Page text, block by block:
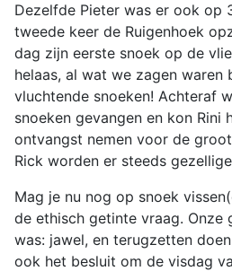
Dezelfde Pieter was er ook op
tweede keer de Ruigenhoek
dag zijn eerste snoek op de
helaas, al wat we zagen waren
vluchtende snoeken! Achteraf
snoeken gevangen en kon Rini
ontvangst nemen voor de
Rick worden er steeds
Mag je nu nog op snoek
de ethisch getinte vraag. Onze
was: jawel, en terugzetten
ook het besluit om de visdag